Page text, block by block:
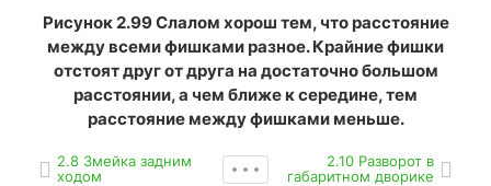
Рисунок 2.99 Слалом хорош тем, что расстояние
между всеми фишками разное. Крайние фишки
отстоят друг от друга на достаточно большом
расстоянии, а чем ближе к середине, тем
расстояние между фишками меньше.
2.8 Змейка задним
ходом
2.10 Разворот в
габаритном дворике